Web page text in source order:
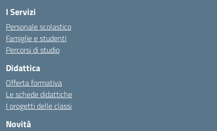
I Servizi
Personale scolastico
Famiglie e studenti
Percorsi di studio
Didattica
Offerta formativa
Le schede didattiche
I progetti delle classi
Novità